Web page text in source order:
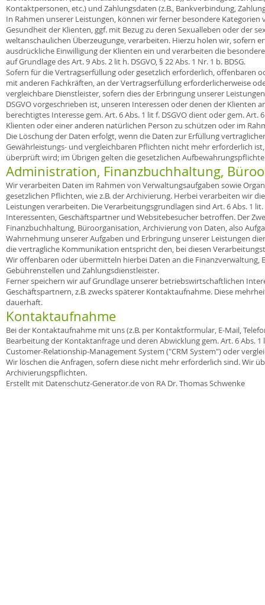
Kontaktpersonen, etc.) und Zahlungsdaten (z.B., Bankverbindung,
In Rahmen unserer Leistungen, können wir ferner besondere Kategorien
Gesundheit der Klienten, ggf. mit Bezug zu deren Sexualleben oder der
weltanschaulichen Überzeugunge, verarbeiten. Hierzu holen wir, sofern
ausdrückliche Einwilligung der Klienten ein und verarbeiten die
auf Grundlage des Art. 9 Abs. 2 lit h. DSGVO, § 22 Abs. 1 Nr. 1 b. BDSG.
Sofern für die Vertragserfüllung oder gesetzlich erforderlich,
mit anderen Fachkräften, an der Vertragserfüllung erforderlicherweise
vergleichbare Dienstleister, sofern dies der Erbringung unserer
DSGVO vorgeschrieben ist, unseren Interessen oder denen der
berechtigtes Interesse gem. Art. 6 Abs. 1 lit f. DSGVO dient oder gem.
Klienten oder einer anderen natürlichen Person zu schützen oder im
Die Löschung der Daten erfolgt, wenn die Daten zur Erfüllung
Gewährleistungs- und vergleichbaren Pflichten nicht mehr erforderlich
überprüft wird; im Übrigen gelten die gesetzlichen
Administration, Finanzbuchhaltung,
Wir verarbeiten Daten im Rahmen von Verwaltungsaufgaben sowie
gesetzlichen Pflichten, wie z.B. der Archivierung. Herbei verarbeiten wir
Leistungen verarbeiten. Die Verarbeitungsgrundlagen sind Art. 6 Abs. 1
Interessenten, Geschäftspartner und Websitebesucher betroffen. Der
Finanzbuchhaltung, Büroorganisation, Archivierung von Daten, also
Wahrnehmung unserer Aufgaben und Erbringung unserer Leistungen
die vertragliche Kommunikation entspricht den, bei diesen
Wir offenbaren oder übermitteln hierbei Daten an die Finanzverwaltung,
Gebührenstellen und Zahlungsdienstleister.
Ferner speichern wir auf Grundlage unserer betriebswirtschaftlichen
Geschäftspartnern, z.B. zwecks späterer Kontaktaufnahme. Diese
dauerhaft.
Kontaktaufnahme
Bei der Kontaktaufnahme mit uns (z.B. per Kontaktformular, E-Mail,
Bearbeitung der Kontaktanfrage und deren Abwicklung gem. Art. 6 Abs.
Customer-Relationship-Management System ("CRM System") oder
Wir löschen die Anfragen, sofern diese nicht mehr erforderlich sind. Wir
Archivierungspflichten.
Erstellt mit Datenschutz-Generator.de von RA Dr. Thomas Schwenke